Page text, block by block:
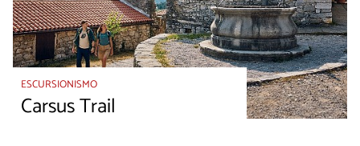
ESCURSIONISMO
Carsus Trail